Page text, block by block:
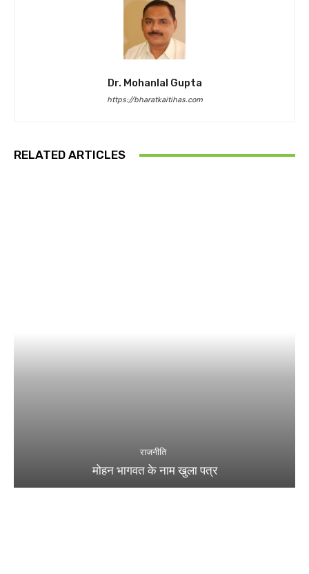
Dr. Mohanlal Gupta
https://bharatkaitihas.com
RELATED ARTICLES
राजनीति
मोहन भागवत के नाम खुला पत्र